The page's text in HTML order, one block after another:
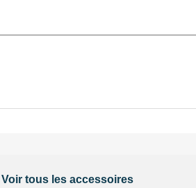
Voir tous les accessoires